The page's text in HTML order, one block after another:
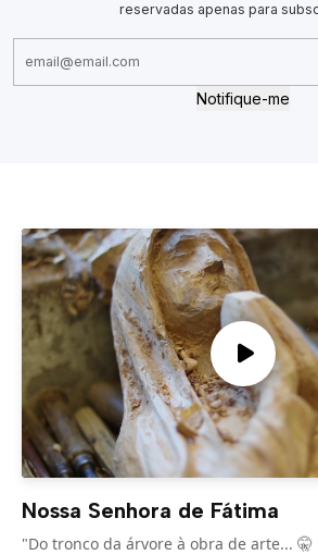
reservadas apenas para
Notifique-me
Nossa Senhora de Fátima
"Do tronco da árvore à obra de arte... 🤫